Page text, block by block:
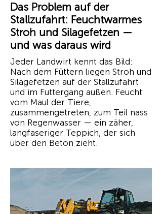
Das Problem auf der
Stallzufahrt: Feuchtwarmes
Stroh und Silagefetzen —
und was daraus wird
Jeder Landwirt kennt das Bild:
Nach dem Füttern liegen Stroh und
Silagefetzen auf der Stallzufahrt
und im Futtergang außen. Feucht
vom Maul der Tiere,
zusammengetreten, zum Teil nass
von Regenwasser — ein zäher,
langfaseriger Teppich, der sich
über den Beton zieht.